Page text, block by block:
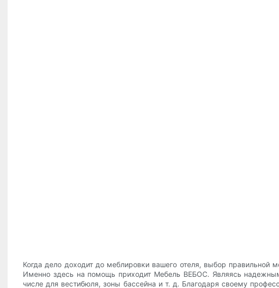
Когда дело доходит до меблировки вашего отеля, выбор
Именно здесь на помощь приходит Мебель ВЕБОС. Являясь
числе для вестибюля, зоны бассейна и т. д. Благодаря своему